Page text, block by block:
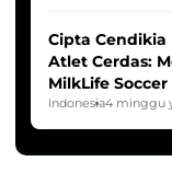
Cipta Cendikia
Atlet Cerdas:
MilkLife
HYDROPLUS
Indonesia4 minggu